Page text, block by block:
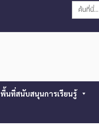
Search
พื้นที่สนับสนุนการเรียนรู้